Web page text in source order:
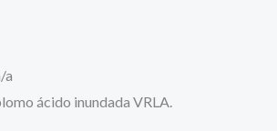
a
ácido inundada VRLA.